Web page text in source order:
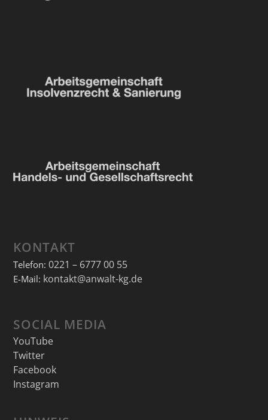
KONTAKT
Telefon: 0221 – 6777 00 55
E-Mail: kontakt@anwalt-kg.de
SOCIAL MEDIA
YouTube
Twitter
Facebook
Instagram